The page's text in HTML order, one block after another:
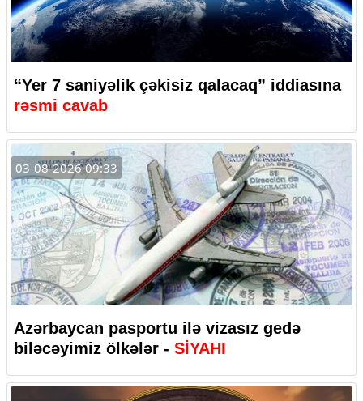
“Yer 7 saniyəlik çəkisiz qalacaq” iddiasına
rəsmi cavab
03-08-2026 09:33
Azərbaycan pasportu ilə vizasız gedə
biləcəyimiz ölkələr - SİYAHI